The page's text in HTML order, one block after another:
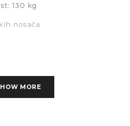
130 kg
nosača
MORE